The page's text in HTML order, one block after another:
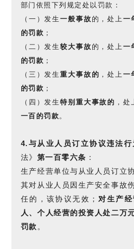
部门依照下列规定处以罚款：
（一）发生一般事故的，处上 一
的罚款 ；
（二）发生较大事故的，处上 一
的罚款 ；
（三）发生重大事故的 ，处上 一
的罚款 ；
（四）发生特别重大事故的 ，处
一百的罚款。
4.与从 业人员订立协议违法行
法》 第一百零六条 ：
生产经营单位与从业人员订立
其对从业人员因生产安全事故
任的，该协议无效； 对生产
人、个人经营的投资人处二万
罚款 。